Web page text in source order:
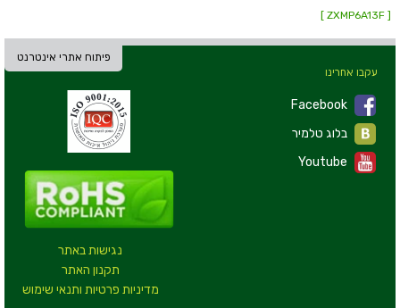
[ ZXMP6A13F ]
פיתוח אתרי אינטרנט
נגישות באתר
תקנון האתר
מדיניות פרטיות ותנאי שימוש
עקבו אחרינו
Facebook
Youtube